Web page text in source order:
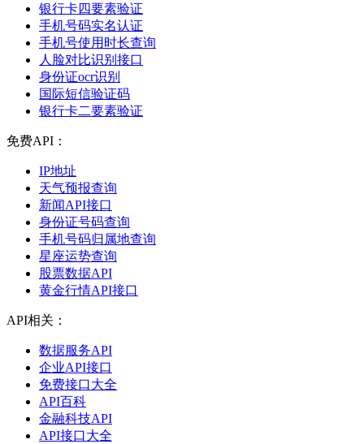
银行卡四要素验证
手机号码实名认证
手机号使用时长查询
人脸对比识别接口
身份证ocr识别
国际短信验证码
银行卡二要素验证
免费API：
IP地址
天气预报查询
新闻API接口
身份证号码查询
手机号码归属地查询
星座运势查询
股票数据API
黄金行情API接口
API相关：
数据服务API
企业API接口
免费接口大全
API百科
金融科技API
API接口大全